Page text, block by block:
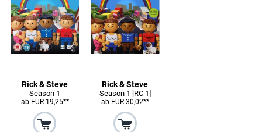
Rick & Steve
Season 1
ab EUR 19,25**
Rick & Steve
Season 1 [RC 1]
ab EUR 30,02**